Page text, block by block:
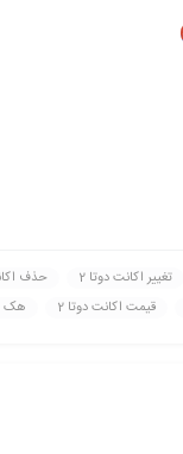
تغيير اکانت دوتا 2 حذف
قيمت اکانت دوتا 2 هک